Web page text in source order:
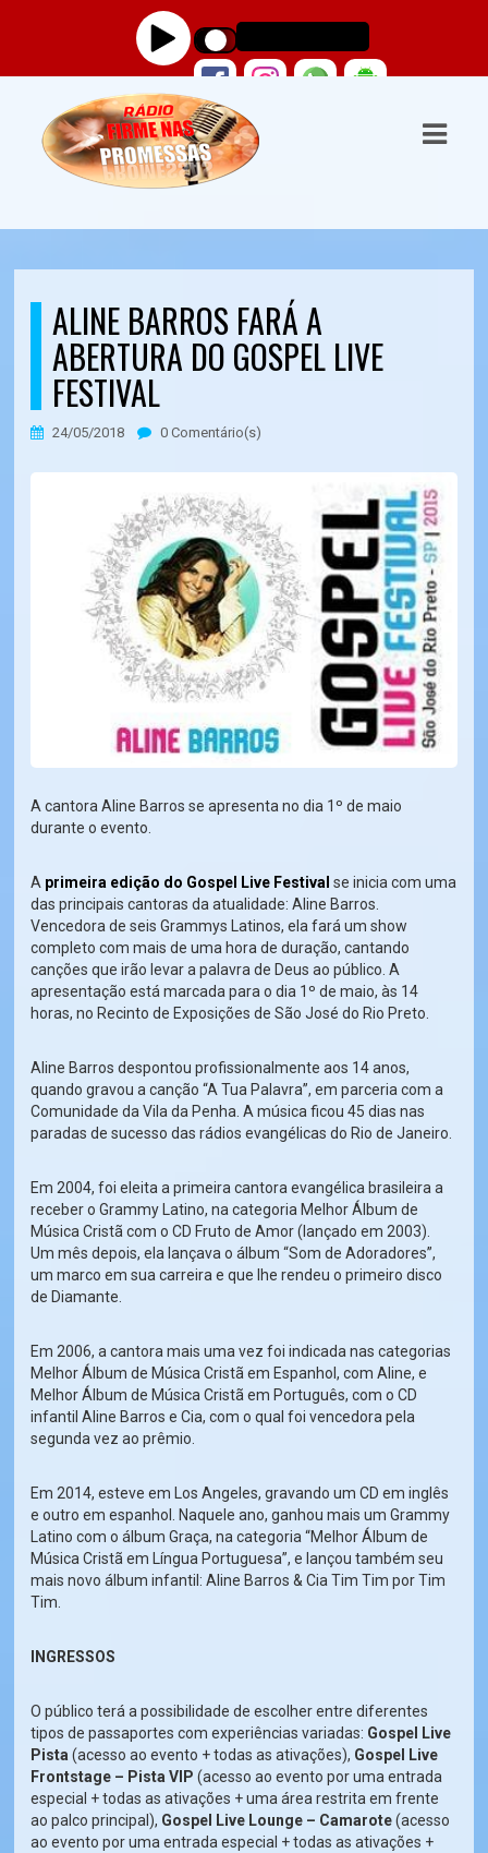
ALINE BARROS FARÁ A
ABERTURA DO GOSPEL LIVE
FESTIVAL
24/05/2018 0 Comentário(s)
A cantora Aline Barros se apresenta no dia 1º de maio
durante o evento.
A primeira edição do Gospel Live Festival se inicia com uma
das principais cantoras da atualidade: Aline Barros.
Vencedora de seis Grammys Latinos, ela fará um show
completo com mais de uma hora de duração, cantando
canções que irão levar a palavra de Deus ao público. A
apresentação está marcada para o dia 1º de maio, às 14
horas, no Recinto de Exposições de São José do Rio Preto.
Aline Barros despontou profissionalmente aos 14 anos,
quando gravou a canção “A Tua Palavra”, em parceria com a
Comunidade da Vila da Penha. A música ficou 45 dias nas
paradas de sucesso das rádios evangélicas do Rio de Janeiro.
Em 2004, foi eleita a primeira cantora evangélica brasileira a
receber o Grammy Latino, na categoria Melhor Álbum de
Música Cristã com o CD Fruto de Amor (lançado em 2003).
Um mês depois, ela lançava o álbum “Som de Adoradores”,
um marco em sua carreira e que lhe rendeu o primeiro disco
de Diamante.
Em 2006, a cantora mais uma vez foi indicada nas categorias
Melhor Álbum de Música Cristã em Espanhol, com Aline, e
Melhor Álbum de Música Cristã em Português, com o CD
infantil Aline Barros e Cia, com o qual foi vencedora pela
segunda vez ao prêmio.
Em 2014, esteve em Los Angeles, gravando um CD em inglês
e outro em espanhol. Naquele ano, ganhou mais um Grammy
Latino com o álbum Graça, na categoria “Melhor Álbum de
Música Cristã em Língua Portuguesa”, e lançou também seu
mais novo álbum infantil: Aline Barros & Cia Tim Tim por Tim
Tim.
INGRESSOS
O público terá a possibilidade de escolher entre diferentes
tipos de passaportes com experiências variadas: Gospel Live
Pista(acesso ao evento + todas as ativações), Gospel Live
Frontstage – Pista VIP (acesso ao evento por uma entrada
especial + todas as ativações + uma área restrita em frente
ao palco principal), Gospel Live Lounge – Camarote(acesso
ao evento por uma entrada especial + todas as ativações +